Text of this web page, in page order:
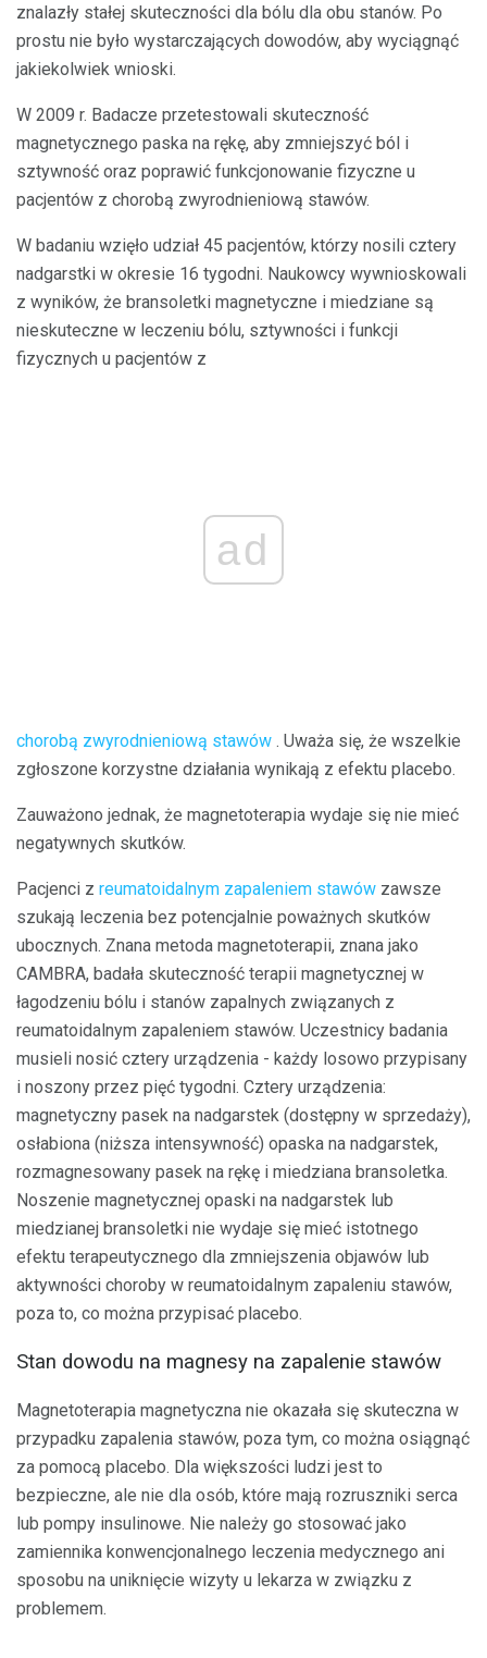
znalazły stałej skuteczności dla bólu dla obu stanów. Po
prostu nie było wystarczających dowodów, aby wyciągnąć
jakiekolwiek wnioski.
W 2009 r. Badacze przetestowali skuteczność
magnetycznego paska na rękę, aby zmniejszyć ból i
sztywność oraz poprawić funkcjonowanie fizyczne u
pacjentów z chorobą zwyrodnieniową stawów.
W badaniu wzięło udział 45 pacjentów, którzy nosili cztery
nadgarstki w okresie 16 tygodni. Naukowcy wywnioskowali
z wyników, że bransoletki magnetyczne i miedziane są
nieskuteczne w leczeniu bólu, sztywności i funkcji
fizycznych u pacjentów z
ad
chorobą zwyrodnieniową stawów . Uważa się, że wszelkie
zgłoszone korzystne działania wynikają z efektu placebo.
Zauważono jednak, że magnetoterapia wydaje się nie mieć
negatywnych skutków.
Pacjenci z reumatoidalnym zapaleniem stawów zawsze
szukają leczenia bez potencjalnie poważnych skutków
ubocznych. Znana metoda magnetoterapii, znana jako
CAMBRA, badała skuteczność terapii magnetycznej w
łagodzeniu bólu i stanów zapalnych związanych z
reumatoidalnym zapaleniem stawów. Uczestnicy badania
musieli nosić cztery urządzenia - każdy losowo przypisany
i noszony przez pięć tygodni. Cztery urządzenia:
magnetyczny pasek na nadgarstek (dostępny w sprzedaży),
osłabiona (niższa intensywność) opaska na nadgarstek,
rozmagnesowany pasek na rękę i miedziana bransoletka.
Noszenie magnetycznej opaski na nadgarstek lub
miedzianej bransoletki nie wydaje się mieć istotnego
efektu terapeutycznego dla zmniejszenia objawów lub
aktywności choroby w reumatoidalnym zapaleniu stawów,
poza to, co można przypisać placebo.
Stan dowodu na magnesy na zapalenie stawów
Magnetoterapia magnetyczna nie okazała się skuteczna w
przypadku zapalenia stawów, poza tym, co można osiągnąć
za pomocą placebo. Dla większości ludzi jest to
bezpieczne, ale nie dla osób, które mają rozruszniki serca
lub pompy insulinowe. Nie należy go stosować jako
zamiennika konwencjonalnego leczenia medycznego ani
sposobu na uniknięcie wizyty u lekarza w związku z
problemem.